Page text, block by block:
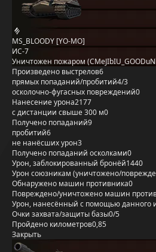
MS_BLOODY [YO-MO]
ИС-7
Уничтожен пожаром
Произведено выстрелов6
прямых попаданий/пробитий4/3
осколочно-фугасных повреждений0
Нанесение урона2177
с дистанции свыше 300 м0
Получено попаданий9
пробитий6
не нанёсших урон3
Получено попаданий осколками0
Урон, заблокированный бронёй1440
Урон союзникам (уничтожено/
Обнаружено машин противника0
Повреждено/уничтожено машин
Урон, нанесённый с помощью данного
Очки захвата/защиты базы0/5
Пройдено километров0,85
Закрыть